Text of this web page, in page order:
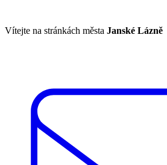
Vítejte na stránkách města Janské Lázně